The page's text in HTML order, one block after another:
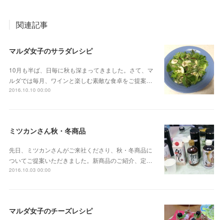
関連記事
マルダ女子のサラダレシピ
10月も半ば、日毎に秋も深まってきました。さて、マ
ルダでは毎月、ワインと楽しむ素敵な食卓をご提案…
2016.10.10 00:00
ミツカンさん秋・冬商品
先日、ミツカンさんがご来社くださり、秋・冬商品に
ついてご提案いただきました。新商品のご紹介、定…
2016.10.03 00:00
マルダ女子のチーズレシピ